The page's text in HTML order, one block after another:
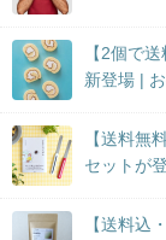
【2個で
新登場 |
【送料無
セットが
【送料込